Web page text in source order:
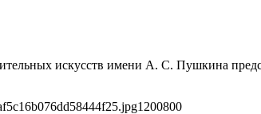
искусств имени А. С. Пушкина
1200800